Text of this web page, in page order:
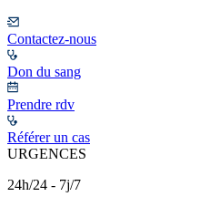
Contactez-nous
Don du sang
Prendre rdv
Référer un cas
URGENCES
24h/24 - 7j/7